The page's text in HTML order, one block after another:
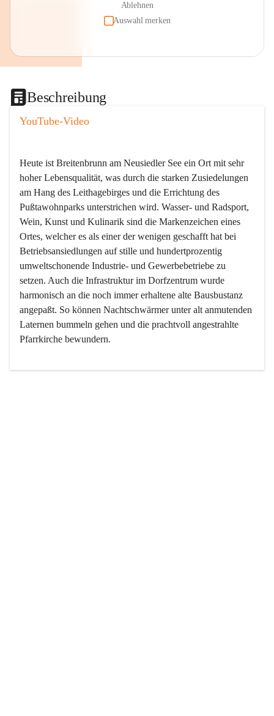
Ablehnen
Auswahl merken
Beschreibung
YouTube-Video
Heute ist Breitenbrunn am Neusiedler See ein Ort mit sehr
hoher Lebensqualität, was durch die starken Zusiedelungen
am Hang des Leithagebirges und die Errichtung des
Pußtawohnparks unterstrichen wird. Wasser- und Radsport,
Wein, Kunst und Kulinarik sind die Markenzeichen eines
Ortes, welcher es als einer der wenigen geschafft hat bei
Betriebsansiedlungen auf stille und hundertprozentig
umweltschonende Industrie- und Gewerbebetriebe zu
setzen. Auch die Infrastruktur im Dorfzentrum wurde
harmonisch an die noch immer erhaltene alte Bausbustanz
angepaßt. So können Nachtschwärmer unter alt anmutenden
Laternen bummeln gehen und die prachtvoll angestrahlte
Pfarrkirche bewundern.
Der Weinbau dominert heute nicht mehr, ist aber integrativer